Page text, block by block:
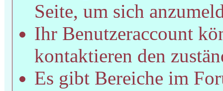
Seite, um sich
Ihr Benutzeraccount
kontaktieren den
Es gibt Bereiche im